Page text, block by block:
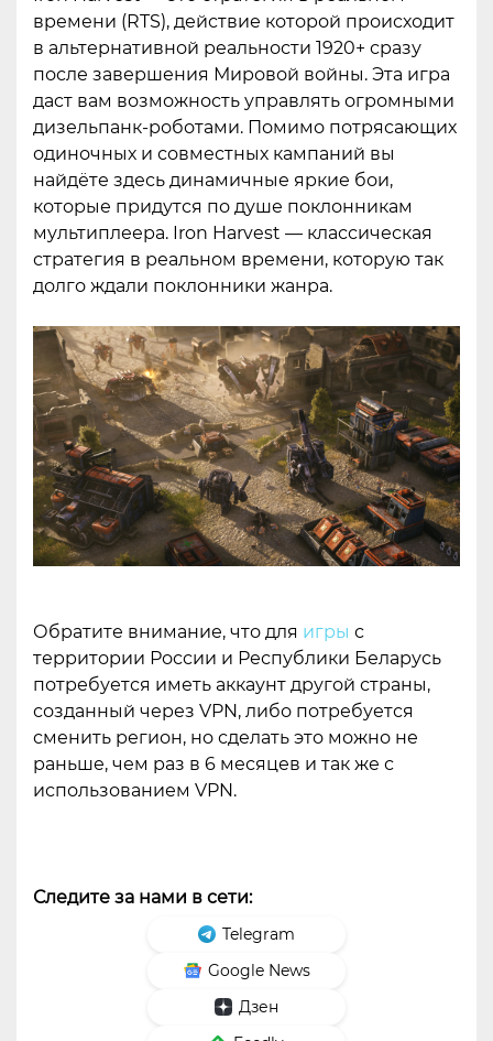
времени (RTS), действие которой происходит
в альтернативной реальности 1920+ сразу
после завершения Мировой войны. Эта игра
даcт вам возможность управлять огромными
дизельпанк-роботами. Помимо потрясающих
одиночных и совместных кампаний вы
найдёте здесь динамичные яркие бои,
которые придутся по душе поклонникам
мультиплеера. Iron Harvest — классическая
стратегия в реальном времени, которую так
долго ждали поклонники жанра.
Обратите внимание, что для игры с
территории России и Республики Беларусь
потребуется иметь аккаунт другой страны,
созданный через VPN, либо потребуется
сменить регион, но сделать это можно не
раньше, чем раз в 6 месяцев и так же с
использованием VPN.
Следите за нами в сети:
Telegram
Google News
Дзен